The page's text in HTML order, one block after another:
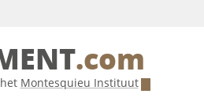
.com
Montesquieu Instituut